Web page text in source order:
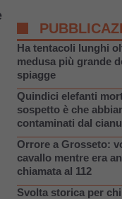
Ha tentacoli lunghi
medusa più grande
spiagge
Quindici elefanti
sospetto è che
contaminati dal
Orrore a Grosseto:
cavallo mentre era
chiamata al 112
Svolta storica per